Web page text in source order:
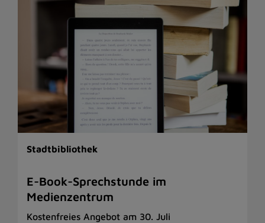
Stadtbibliothek
E-Book-Sprechstunde im
Medienzentrum
Kostenfreies Angebot am 30. Juli